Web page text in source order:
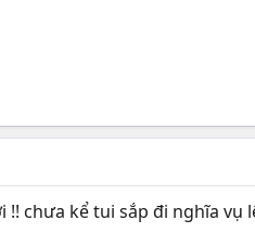
!! chưa kể tui sắp đi nghĩa vụ